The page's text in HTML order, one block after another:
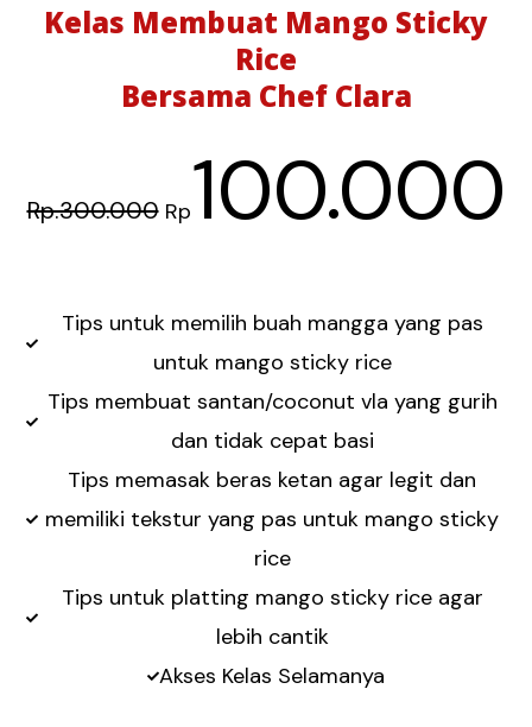
Kelas Membuat Mango Sticky
Rice
Bersama Chef Clara
Rp.300.000 Rp100.000
Tips untuk memilih buah mangga yang pas
untuk mango sticky rice
Tips membuat santan/coconut vla yang gurih
dan tidak cepat basi
Tips memasak beras ketan agar legit dan
memiliki tekstur yang pas untuk mango sticky
rice
Tips untuk platting mango sticky rice agar
lebih cantik
Akses Kelas Selamanya